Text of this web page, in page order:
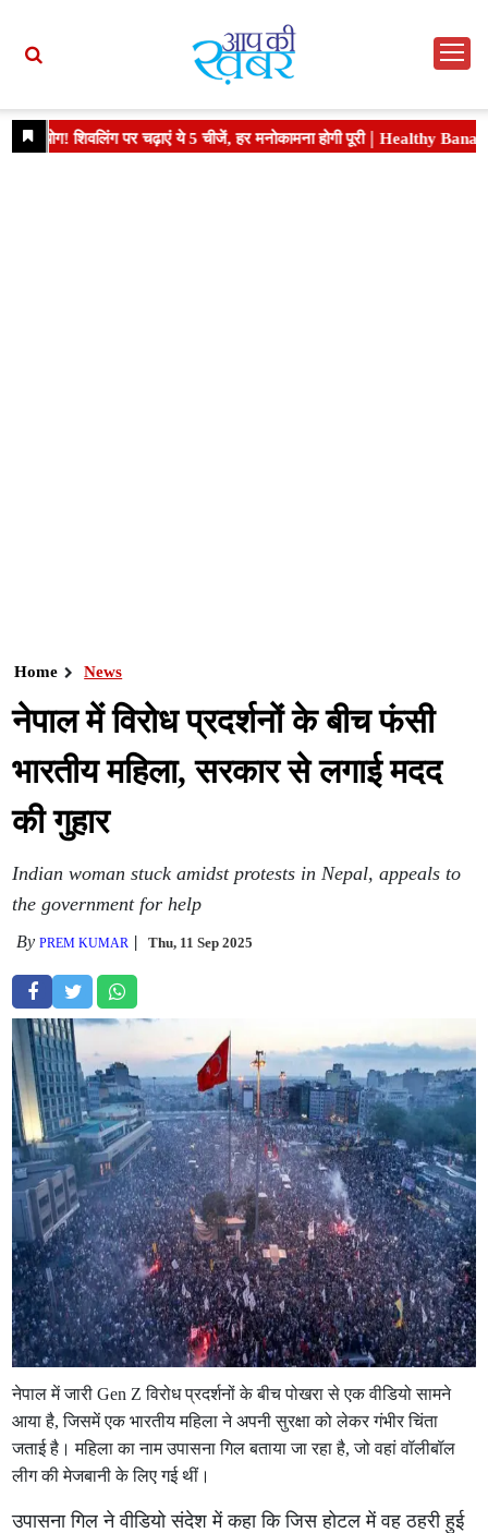
Home News
नेपाल में विरोध प्रदर्शनों के बीच फंसी
भारतीय महिला, सरकार से लगाई मदद
की गुहार
Indian woman stuck amidst protests in Nepal, appeals to
the government for help
ByPREM KUMAR Thu, 11 Sep 2025
नेपाल में जारी Gen Z विरोध प्रदर्शनों के बीच पोखरा से एक वीडियो सामने
आया है, जिसमें एक भारतीय महिला ने अपनी सुरक्षा को लेकर गंभीर चिंता
जताई है। महिला का नाम उपासना गिल बताया जा रहा है, जो वहां वॉलीबॉल
लीग की मेजबानी के लिए गई थीं।
उपासना गिल ने वीडियो संदेश में कहा कि जिस होटल में वह ठहरी हुई